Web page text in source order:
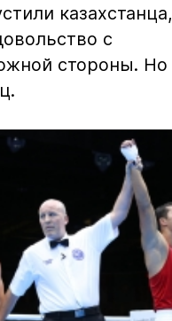
с
стороны. Но